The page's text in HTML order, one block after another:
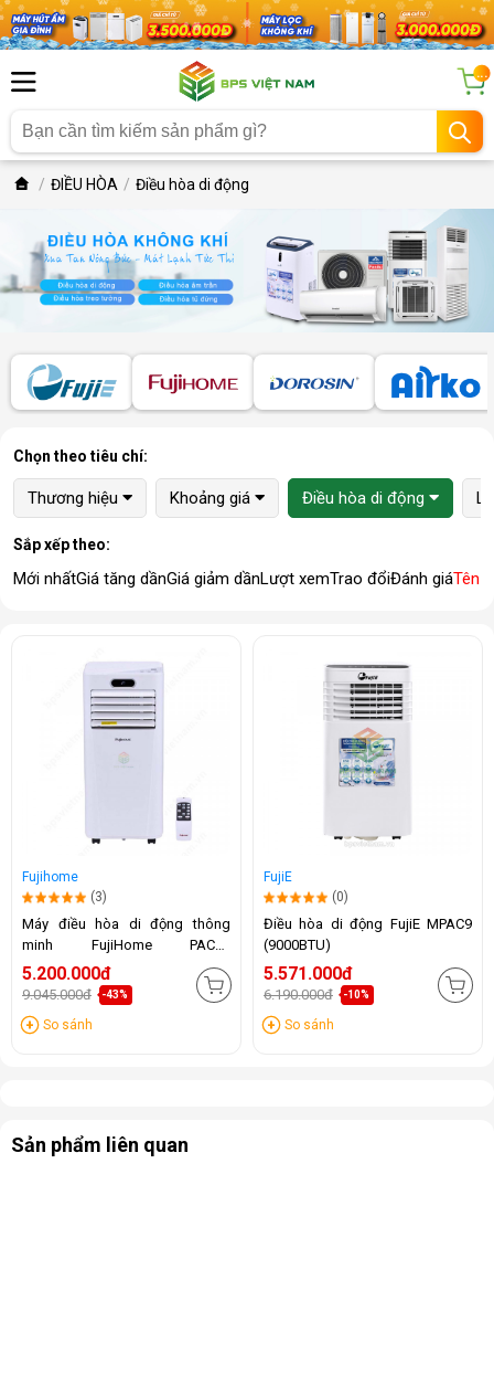
...
ĐIỀU HÒA Điều hòa di động
Chọn theo tiêu chí:
Thương hiệu Khoảng giá Điều hòa di động
Sắp xếp theo:
Mới nhấtGiá tăng dầnGiá giảm dầnLượt xemTrao đổiĐánh giáTên
Fujihome
(3)
Máy điều hòa di động thông
minh FujiHome PAC09
(9000BTU)
5.200.000đ
9.045.000đ -43%
So sánh
FujiE
(0)
Điều hòa di động FujiE MPAC9
(9000BTU)
5.571.000đ
6.190.000đ -10%
So sánh
Sản phẩm liên quan